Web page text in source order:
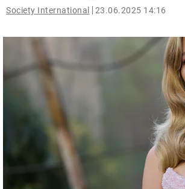
© Krone Multimedia GmbH & Co KG 2026
Muthgasse 2, 1190 Wien
Society International 23.06.2025 14:16